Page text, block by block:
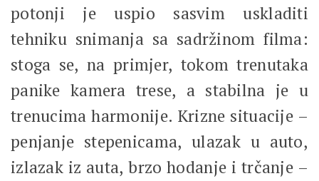
potonji je uspio sasvim uskladiti
tehniku snimanja sa sadržinom filma:
stoga se, na primjer, tokom trenutaka
panike kamera trese, a stabilna je u
trenucima harmonije. Krizne situacije –
penjanje stepenicama, ulazak u auto,
izlazak iz auta, brzo hodanje i trčanje –